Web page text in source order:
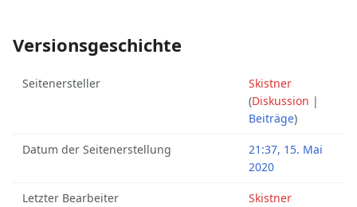
Versionsgeschichte
Seitenersteller
Skistner
(Diskussion |
Beiträge)
Datum der Seitenerstellung
21:37, 15. Mai
2020
Letzter Bearbeiter
Skistner